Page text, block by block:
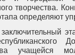
творчества.
определяют
учащейся